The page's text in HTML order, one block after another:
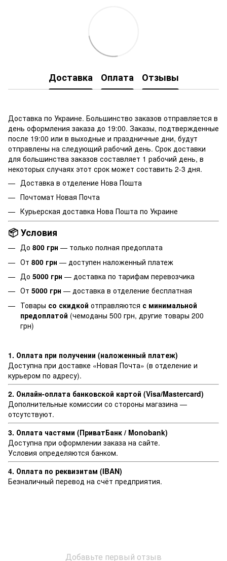
Доставка Оплата Отзывы
Доставка по Украине. Большинство заказов отправляется в
день оформления заказа до 19:00. Заказы, подтвержденные
после 19:00 или в выходные и праздничные дни, будут
отправлены на следующий рабочий день. Срок доставки
для большинства заказов составляет 1 рабочий день, в
некоторых случаях этот срок может составить 2-3 дня.
Доставка в отделение Нова Пошта
Почтомат Новая Почта
Курьерская доставка Нова Пошта по Украине
📦 Условия
До 800 грн — только полная предоплата
От 800 грн — доступен наложенный платеж
До 5000 грн — доставка по тарифам перевозчика
От 5000 грн — доставка в отделение бесплатная
Товары со скидкой отправляются с минимальной
предоплатой (чемоданы 500 грн, другие товары 200
грн)
1. Оплата при получении (наложенный платеж)
Доступна при доставке «Новая Почта» (в отделение и
курьером по адресу).
2. Онлайн-оплата банковской картой (Visa/Mastercard)
Дополнительные комиссии со стороны магазина —
отсутствуют.
3. Оплата частями (ПриватБанк / Monobank)
Доступна при оформлении заказа на сайте.
Условия определяются банком.
4. Оплата по реквизитам (IBAN)
Безналичный перевод на счёт предприятия.
Добавьте первый отзыв